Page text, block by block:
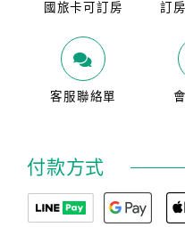
國旅卡可訂房 訂
客服聯絡單
付款方式